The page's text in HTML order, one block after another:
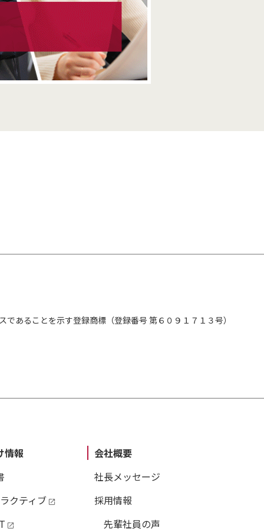
あることを示す登録商標（登録番号 第６０９１７１３号）
情報
クティブ
会社概要
社長メッセージ
採用情報
先輩社員の声